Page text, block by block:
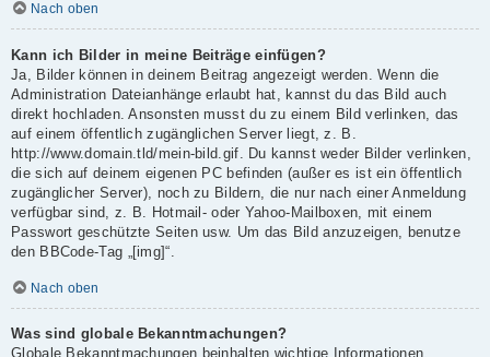
Nach oben
Kann ich Bilder in meine Beiträge einfügen?
Ja, Bilder können in deinem Beitrag angezeigt werden. Wenn die
Administration Dateianhänge erlaubt hat, kannst du das Bild auch
direkt hochladen. Ansonsten musst du zu einem Bild verlinken, das
auf einem öffentlich zugänglichen Server liegt, z. B.
http://www.domain.tld/mein-bild.gif. Du kannst weder Bilder verlinken,
die sich auf deinem eigenen PC befinden (außer es ist ein öffentlich
zugänglicher Server), noch zu Bildern, die nur nach einer Anmeldung
verfügbar sind, z. B. Hotmail- oder Yahoo-Mailboxen, mit einem
Passwort geschützte Seiten usw. Um das Bild anzuzeigen, benutze
den BBCode-Tag „[img]“.
Nach oben
Was sind globale Bekanntmachungen?
Globale Bekanntmachungen beinhalten wichtige Informationen,